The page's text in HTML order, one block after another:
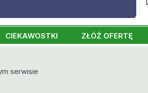
CIEKAWOSTKI ZŁÓŻ OFERTĘ
serwisie